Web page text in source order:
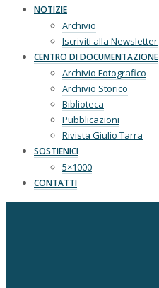
NOTIZIE
Archivio
Iscriviti alla Newsletter
CENTRO DI DOCUMENTAZIONE
Archivio Fotografico
Archivio Storico
Biblioteca
Pubblicazioni
Rivista Giulio Tarra
SOSTIENICI
5×1000
CONTATTI